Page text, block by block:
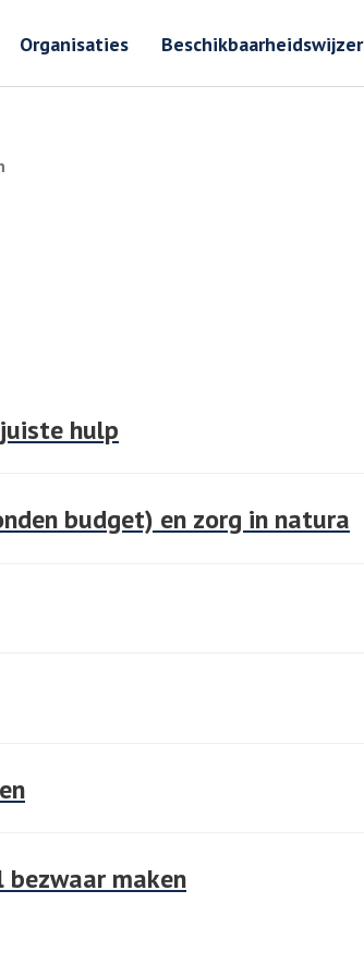
Organisaties Beschikbaarheidswijzer
hulp
budget) en zorg in natura
maken